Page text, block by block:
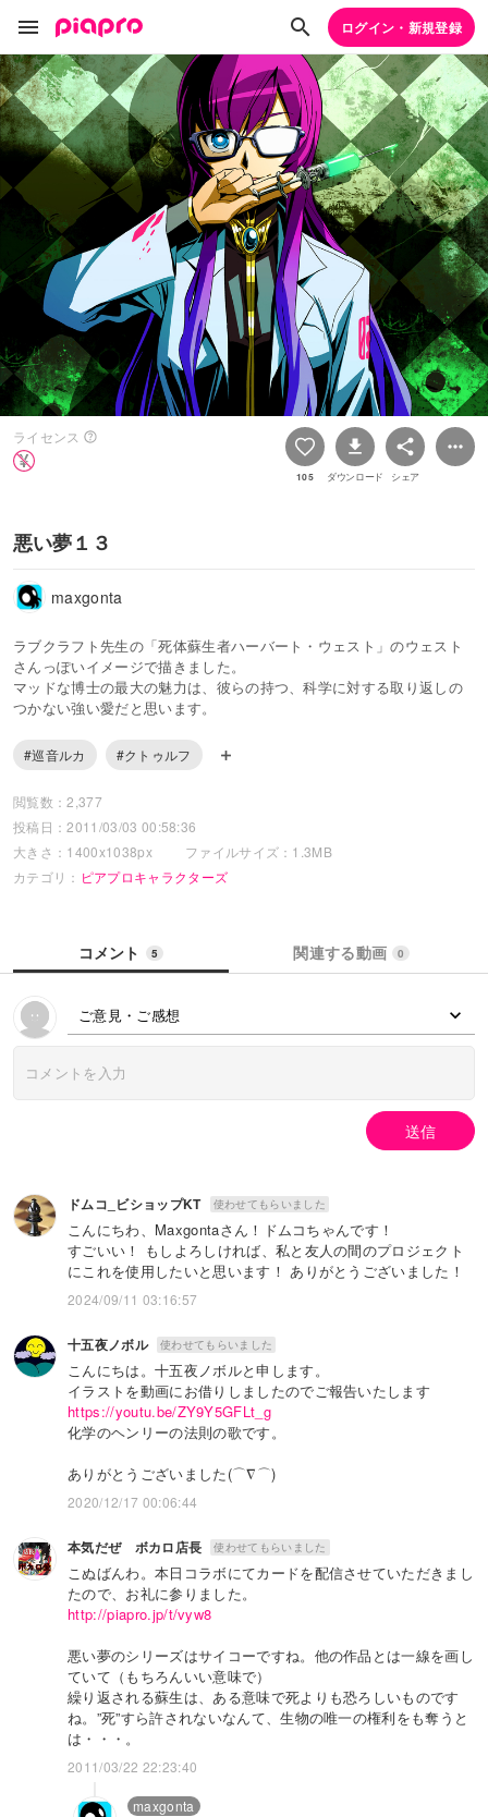
ログイン・新規登録
ライセンス
105 ダウンロード シェア
悪い夢１３
maxgonta
ラブクラフト先生の「死体蘇生者ハーバート・ウェスト」のウェスト
さんっぽいイメージで描きました。
マッドな博士の最大の魅力は、彼らの持つ、科学に対する取り返しの
つかない強い愛だと思います。
#巡音ルカ #クトゥルフ
閲覧数：2,377
投稿日：2011/03/03 00:58:36
大きさ：1400x1038px
ファイルサイズ：1.3MB
カテゴリ： ピアプロキャラクターズ
コメント 5 関連する動画 0
ご意見・ご感想
送信
ドムコ_ビショップKT 使わせてもらいました
こんにちわ、Maxgontaさん！ドムコちゃんです！
すごいい！ もしよろしければ、私と友人の間のプロジェクト
にこれを使用したいと思います！ ありがとうございました！
2024/09/11 03:16:57
十五夜ノボル 使わせてもらいました
こんにちは。十五夜ノボルと申します。
イラストを動画にお借りしましたのでご報告いたします
https://youtu.be/ZY9Y5GFLt_g
化学のヘンリーの法則の歌です。
ありがとうございました(⌒∇⌒)
2020/12/17 00:06:44
本気だぜ ボカロ店長 使わせてもらいました
こぬばんわ。本日コラボにてカードを配信させていただきまし
たので、お礼に参りました。
http://piapro.jp/t/vyw8
悪い夢のシリーズはサイコーですね。他の作品とは一線を画し
ていて（もちろんいい意味で）
繰り返される蘇生は、ある意味で死よりも恐ろしいものです
ね。”死”すら許されないなんて、生物の唯一の権利をも奪うと
は・・・。
2011/03/22 22:23:40
maxgonta